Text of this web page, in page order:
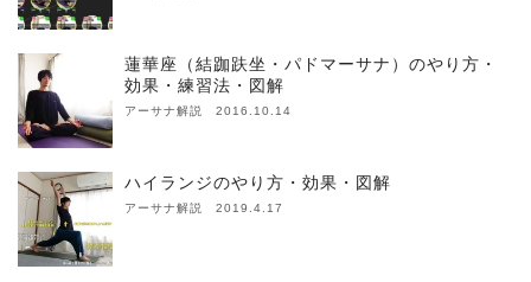
蓮華座（結跏趺坐・パドマーサナ）のやり方・
効果・練習法・図解
アーサナ解説 2016.10.14
ハイランジのやり方・効果・図解
アーサナ解説 2019.4.17